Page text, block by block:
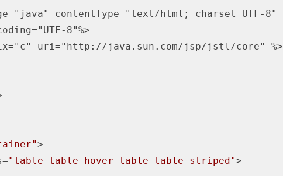
contentType="text/html; charset=UTF-8"
uri="http://java.sun.com/jsp/jstl/core" %>
>
="table table-hover table table-striped">